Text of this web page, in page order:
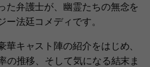
た弁護士が、幽霊たちの無念を
法廷コメディです。
キャスト陣の紹介をはじめ、
の推移、そして気になる結末ま